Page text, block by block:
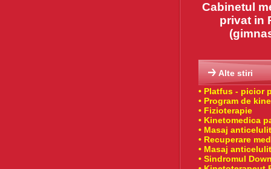
Cabinetul
privat in
Alte stiri
• Platfus - picior
• Program de
• Fizioterapie
• Kinetomedica
• Masaj
• Recuperare
• Masaj
• Sindromul